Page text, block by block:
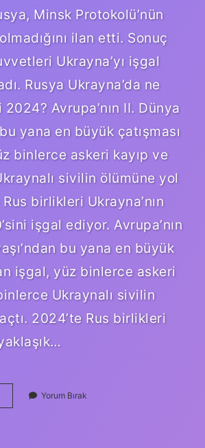
Minsk Protokolü’nün
ilan etti. Sonuç
Ukrayna’yı işgal
Rusya Ukrayna’da ne
Avrupa’nın II. Dünya
yana en büyük çatışması
binlerce askeri kayıp ve
sivilin ölümüne yol
birlikleri Ukrayna’nın
işgal ediyor. Avrupa’nın
bu yana en büyük
işgal, yüz binlerce askeri
Ukraynalı sivilin
2024’te Rus birlikleri
Ukraynaya Yorum Bırak